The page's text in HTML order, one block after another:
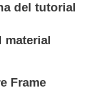
del tutorial
material
Frame